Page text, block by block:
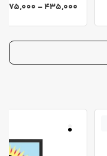
435,000 - 875,000 تومان